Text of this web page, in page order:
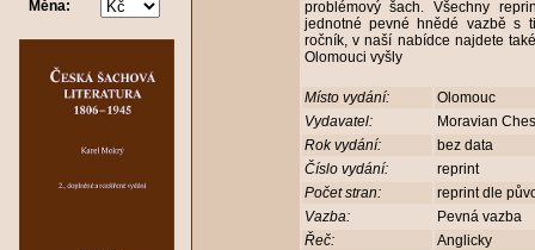
Měna:
problémový šach. Všechny
jednotné pevné hnědé vazbě s
ročník, v naší nabídce najdete
Olomouci vyšly
Místo vydání:
Olomouc
Vydavatel:
Moravian
Rok vydání:
bez data
Číslo vydání:
reprint
Počet stran:
reprint dle
Vazba:
Pevná vazba
Řeč:
Anglicky